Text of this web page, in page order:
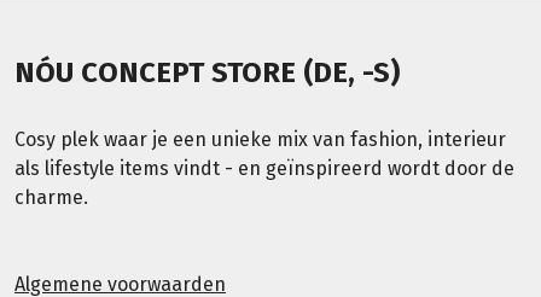
NÓU CONCEPT STORE (DE, -S)
Cosy plek waar je een unieke mix van fashion, interieur
als lifestyle items vindt - en geïnspireerd wordt door de
charme.
Algemene voorwaarden